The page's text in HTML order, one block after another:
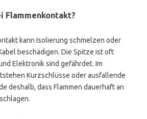
Flammenkontakt?
kann Isolierung schmelzen oder
beschädigen. Die Spitze ist oft
Elektronik sind gefährdet. Im
Kurzschlüsse oder ausfallende
deshalb, dass Flammen dauerhaft an